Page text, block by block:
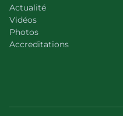
Actualité
Vidéos
Photos
Accreditations